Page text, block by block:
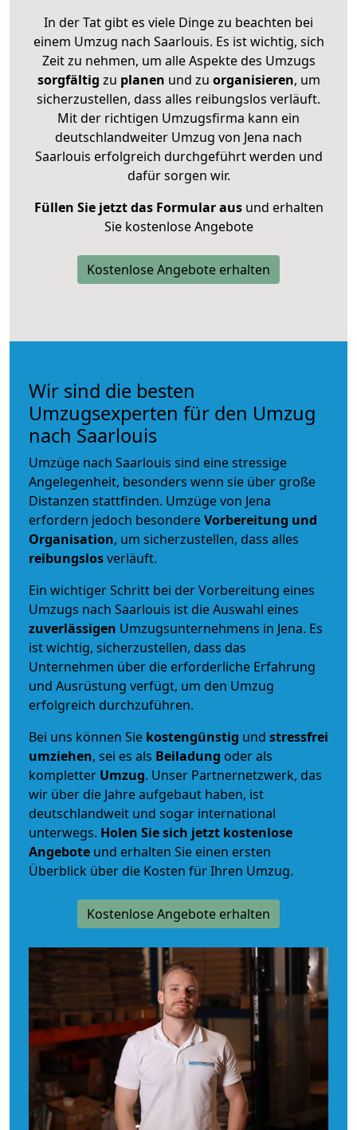
In der Tat gibt es viele Dinge zu beachten bei
einem Umzug nach Saarlouis. Es ist wichtig, sich
Zeit zu nehmen, um alle Aspekte des Umzugs
sorgfältig zu planen und zu organisieren, um
sicherzustellen, dass alles reibungslos verläuft.
Mit der richtigen Umzugsfirma kann ein
deutschlandweiter Umzug von Jena nach
Saarlouis erfolgreich durchgeführt werden und
dafür sorgen wir.
Füllen Sie jetzt das Formular ausund erhalten
Sie kostenlose Angebote
Kostenlose Angebote erhalten
Wir sind die besten
Umzugsexperten für den Umzug
nach Saarlouis
Umzüge nach Saarlouis sind eine stressige
Angelegenheit, besonders wenn sie über große
Distanzen stattfinden. Umzüge von Jena
erfordern jedoch besondereVorbereitung und
Organisation, um sicherzustellen, dass alles
reibungslosverläuft.
Ein wichtiger Schritt bei der Vorbereitung eines
Umzugs nach Saarlouis ist die Auswahl eines
zuverlässigen Umzugsunternehmens in Jena. Es
ist wichtig, sicherzustellen, dass das
Unternehmen über die erforderliche Erfahrung
und Ausrüstung verfügt, um den Umzug
erfolgreich durchzuführen.
Bei uns können Sie kostengünstig und stressfrei
umziehen, sei es als Beiladung oder als
kompletter Umzug. Unser Partnernetzwerk, das
wir über die Jahre aufgebaut haben, ist
deutschlandweit und sogar international
unterwegs. Holen Sie sich jetzt kostenlose
Angebote und erhalten Sie einen ersten
Überblick über die Kosten für Ihren Umzug.
Kostenlose Angebote erhalten